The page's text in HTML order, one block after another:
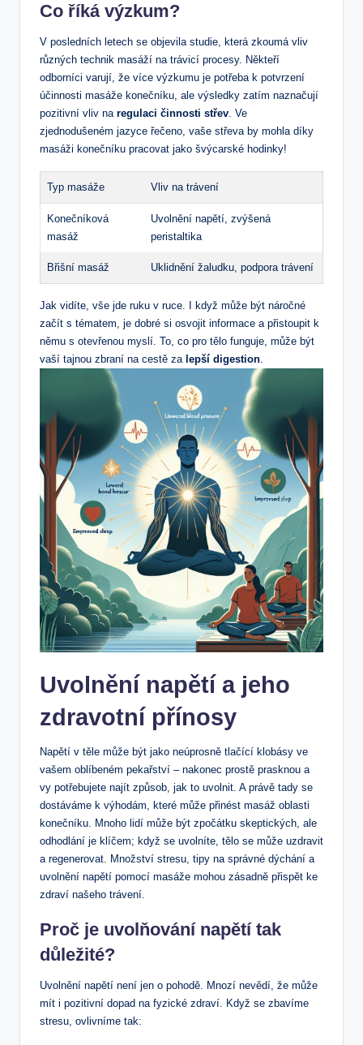
Co říká výzkum?
V posledních letech se objevila studie, která zkoumá vliv
různých technik masáží na trávicí procesy. Někteří
odborníci varují, že více výzkumu je potřeba k potvrzení
účinnosti masáže konečníku, ale výsledky zatím naznačují
pozitivní vliv na regulaci činnosti střev. Ve
zjednodušeném jazyce řečeno, vaše střeva by mohla díky
masáži konečníku pracovat jako švýcarské hodinky!
Typ masáže Vliv na trávení
Konečníková
masáž
Uvolnění napětí, zvýšená
peristaltika
Břišní masáž Uklidnění žaludku, podpora trávení
Jak vidíte, vše jde ruku v ruce. I když může být náročné
začít s tématem, je dobré si osvojit informace a přistoupit k
němu s otevřenou myslí. To, co pro tělo funguje, může být
vaší tajnou zbraní na cestě za lepší digestion.
Uvolnění napětí a jeho
zdravotní přínosy
Napětí v těle může být jako neúprosně tlačící klobásy ve
vašem oblíbeném pekařství – nakonec prostě prasknou a
vy potřebujete najít způsob, jak to uvolnit. A právě tady se
dostáváme k výhodám, které může přinést masáž oblasti
konečníku. Mnoho lidí může být zpočátku skeptických, ale
odhodlání je klíčem; když se uvolníte, tělo se může uzdravit
a regenerovat. Množství stresu, tipy na správné dýchání a
uvolnění napětí pomocí masáže mohou zásadně přispět ke
zdraví našeho trávení.
Proč je uvolňování napětí tak
důležité?
Uvolnění napětí není jen o pohodě. Mnozí nevědí, že může
mít i pozitivní dopad na fyzické zdraví. Když se zbavíme
stresu, ovlivníme tak: